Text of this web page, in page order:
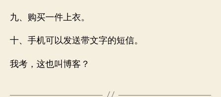
九、购买一件上衣。
十、手机可以发送带文字的短信。
我考，这也叫博客？